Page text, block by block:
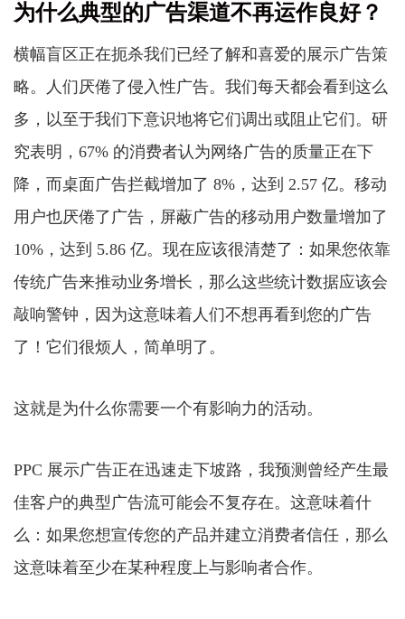
为什么典型的广告渠道不再运作良好？
横幅盲区正在扼杀我们已经了解和喜爱的展示广告策
略。人们厌倦了侵入性广告。我们每天都会看到这么
多，以至于我们下意识地将它们调出或阻止它们。研
究表明，67% 的消费者认为网络广告的质量正在下
降，而桌面广告拦截增加了 8%，达到 2.57 亿。移动
用户也厌倦了广告，屏蔽广告的移动用户数量增加了
10%，达到 5.86 亿。现在应该很清楚了：如果您依靠
传统广告来推动业务增长，那么这些统计数据应该会
敲响警钟，因为这意味着人们不想再看到您的广告
了！它们很烦人，简单明了。
这就是为什么你需要一个有影响力的活动。
PPC 展示广告正在迅速走下坡路，我预测曾经产生最
佳客户的典型广告流可能会不复存在。这意味着什
么：如果您想宣传您的产品并建立消费者信任，那么
这意味着至少在某种程度上与影响者合作。